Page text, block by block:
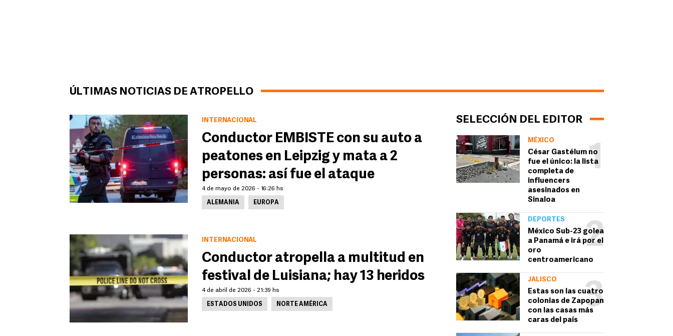
ÚLTIMAS NOTICIAS DE ATROPELLO
SELECCIÓN DEL EDITOR
1
MÉXICO
César Gastélum no
fue el único: la lista
completa de
influencers
asesinados en
Sinaloa
2
DEPORTES
México Sub-23 golea
a Panamá e irá por el
oro
centroamericano
3
JALISCO
Estas son las cuatro
colonias de Zapopan
con las casas más
caras del país
INTERNACIONAL
Conductor EMBISTE con su auto a
peatones en Leipzig y mata a 2
personas: así fue el ataque
4 de mayo de 2026 - 16:26 hs
ALEMANIA EUROPA
INTERNACIONAL
Conductor atropella a multitud en
festival de Luisiana; hay 13 heridos
4 de abril de 2026 - 21:39 hs
ESTADOS UNIDOS NORTE AMÉRICA